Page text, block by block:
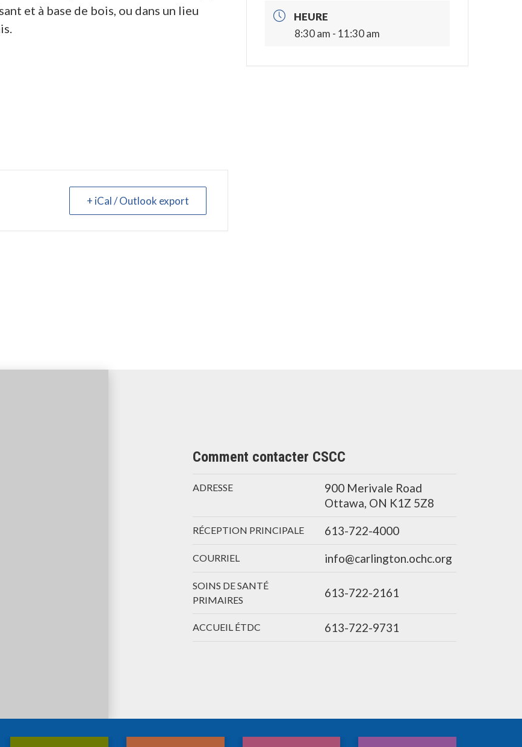
et à base de bois, ou dans un lieu
+ iCal / Outlook export
HEURE
8:30 am - 11:30 am
Comment contacter CSCC
ADRESSE
900 Merivale Road
Ottawa, ON K1Z 5Z8
RÉCEPTION PRINCIPALE 613-722-4000
COURRIEL info@carlington.ochc.org
SOINS DE SANTÉ
PRIMAIRES
613-722-2161
ACCUEIL ÉTDC 613-722-9731